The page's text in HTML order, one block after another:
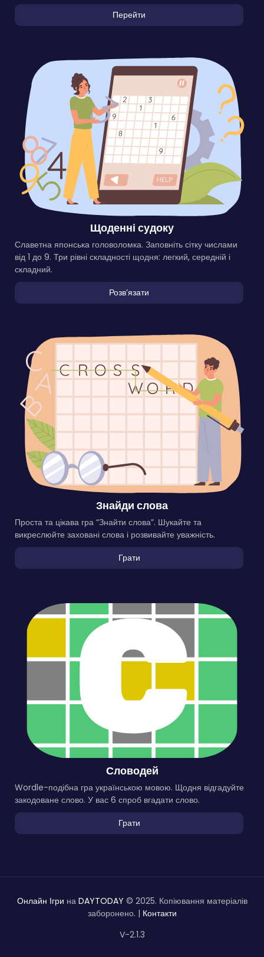
Перейти
Щоденні судоку
Славетна японська головоломка. Заповніть сітку числами
від 1 до 9. Три рівні складності щодня: легкий, середній і
складний.
Розвʼязати
Знайди слова
Проста та цікава гра “Знайти слова”. Шукайте та
викреслюйте заховані слова і розвивайте уважність.
Грати
Словодей
Wordle-подібна гра українською мовою. Щодня відгадуйте
закодоване слово. У вас 6 спроб вгадати слово.
Грати
Онлайн Ігри на DAYTODAY © 2025. Копіювання матеріалів
заборонено. | Контакти
V-2.1.3